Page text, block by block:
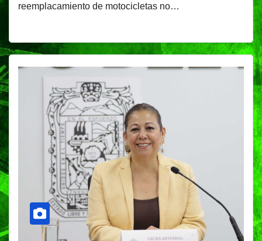
reemplacamiento de motocicletas no…